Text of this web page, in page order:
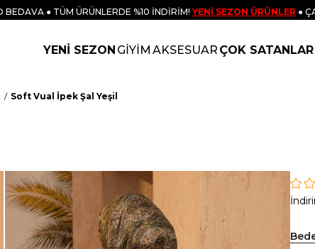
● TÜM ÜRÜNLERDE %10 İNDİRİM! YENİ SEZON ÜRÜNLER ●
YENİ SEZON GİYİM AKSESUAR ÇOK SATANLAR
Soft Vual İpek Şal Yeşil